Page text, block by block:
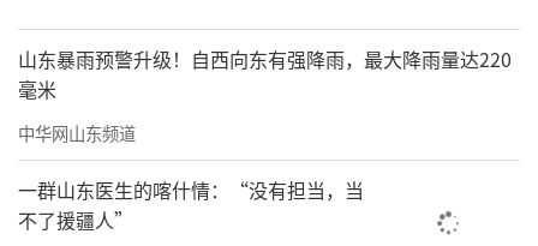
山东暴雨预警升级！自西向东有强降雨，最大降雨量达220
毫米
中华网山东频道
一群山东医生的喀什情：“没有担当，当
不了援疆人”